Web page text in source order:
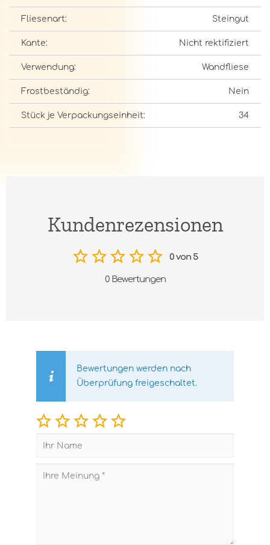
Fliesenart: Steingut
Kante: Nicht rektifiziert
Verwendung: Wandfliese
Frostbeständig: Nein
Stück je Verpackungseinheit: 34
Kundenrezensionen
0 von 5
0 Bewertungen
Bewertungen werden nach
Überprüfung freigeschaltet.